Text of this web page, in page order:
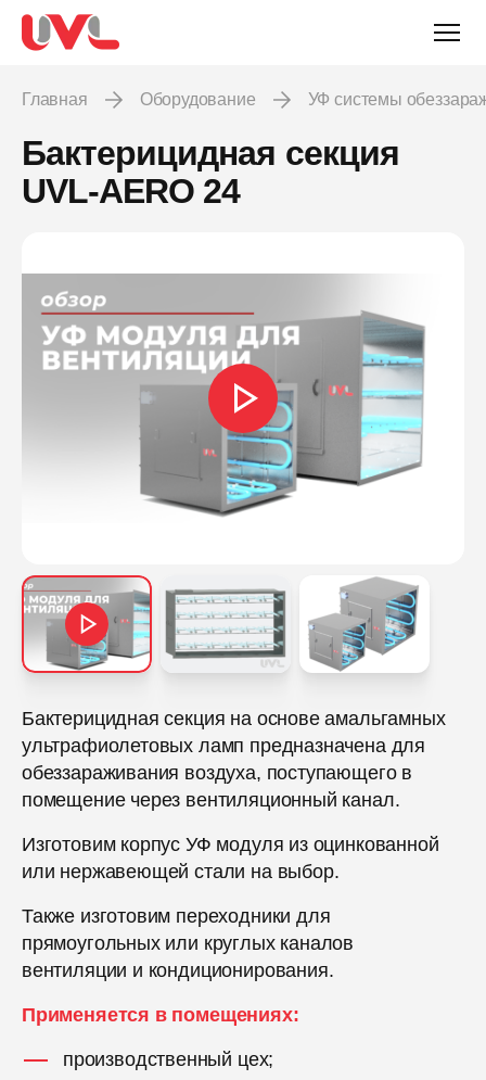
Главная Оборудование УФ системы
Бактерицидная секция
UVL-AERO 24
Бактерицидная секция на основе амальгамных
ультрафиолетовых ламп предназначена для
обеззараживания воздуха, поступающего в
помещение через вентиляционный канал.
Изготовим корпус УФ модуля из оцинкованной
или нержавеющей стали на выбор.
Также изготовим переходники для
прямоугольных или круглых каналов
вентиляции и кондиционирования.
Применяется в помещениях:
производственный цех;